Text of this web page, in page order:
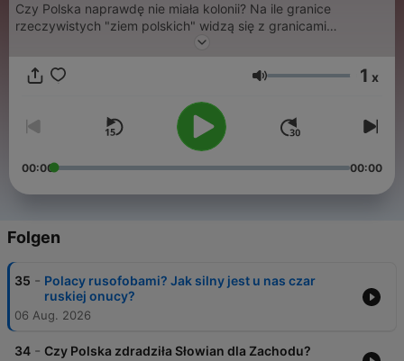
Czy Polska naprawdę nie miała kolonii? Na ile granice
rzeczywistych "ziem polskich" widzą się z granicami
współczesnej Polski? Kto był ostatnim królem Polski i dlaczego
historii Polski, o której nie uczy się w szkołach. Sprawdzają, na
Pokazują, jak naciąga się fakty w różnych oficjalnych
uchwałach i dokumentach.
Lautstärke 1 x
00:00 00:00
Folgen
35 - Polacy rusofobami? Jak silny jest u nas czar
ruskiej onucy?
06 Aug. 2026
34 - Czy Polska zdradziła Słowian dla Zachodu?